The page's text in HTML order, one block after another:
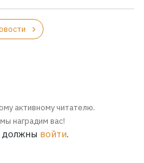
активному читателю.
наградим вас!
должны войти.